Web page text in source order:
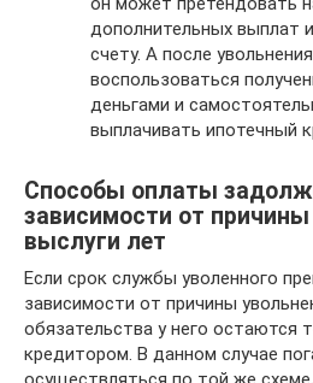
дополнительных выплат
счету. А после
воспользоваться
деньгами и
выплачивать ипотечный
Способы оплаты
зависимости от причины
выслуги лет
Если срок службы уволенного
зависимости от причины
обязательства у него остаются
кредитором. В данном случае